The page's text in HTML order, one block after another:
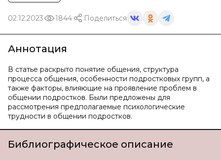
02.12.2023 1844 Поделиться
Аннотация
В статье раскрыто понятие общения, структура
процесса общения, особенности подростковых групп, а
также факторы, влияющие на проявление проблем в
общении подростков. Были предложены для
рассмотрения предполагаемые психологические
трудности в общении подростков.
Библиографическое описание